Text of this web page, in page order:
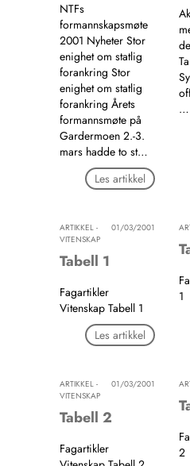
NTFs
formannskapsmøte
2001 Nyheter Stor
enighet om statlig
forankring Stor
enighet om statlig
forankring Årets
formannsmøte på
Gardermoen 2.-3.
mars hadde to st…
Les artikkel
…
ARTIKKEL -
VITENSKAP
01/03/2001
Tabell 1
Fagartikler
Vitenskap Tabell 1
Les artikkel
1
ARTIKKEL -
VITENSKAP
01/03/2001
Tabell 2
Fagartikler
2